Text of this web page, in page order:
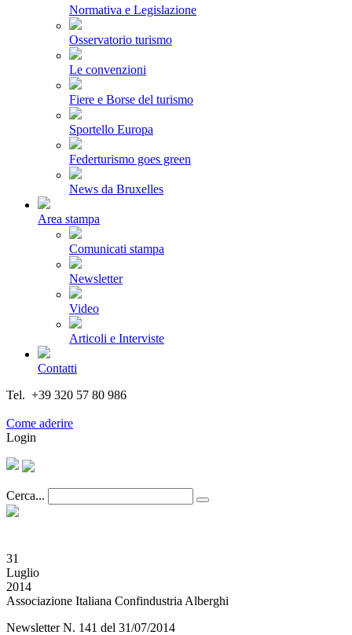
Normativa e Legislazione
Osservatorio turismo
Le convenzioni
Fiere e Borse del turismo
Sportello Europa
Federturismo goes green
News da Bruxelles
Area stampa
Comunicati stampa
Newsletter
Video
Articoli e Interviste
Contatti
Tel. +39 320 57 80 986
Come aderire
Login
Cerca...
31
Luglio
2014
Associazione Italiana Confindustria Alberghi
Newsletter N. 141 del 31/07/2014